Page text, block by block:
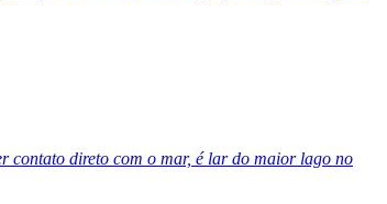
contato direto com o mar, é lar do maior lago no